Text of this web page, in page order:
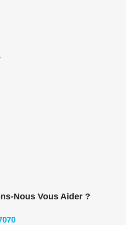
Nous Vous Aider ?